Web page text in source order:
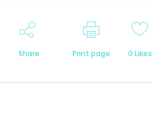
Share Print page 0 Likes